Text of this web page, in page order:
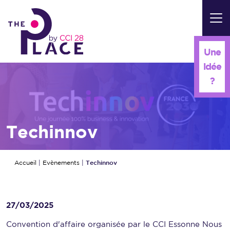
Une
idée
?
Techinnov
Accueil Evènements Techinnov
27/03/2025
Convention d'affaire organisée par le CCI Essonne Nous